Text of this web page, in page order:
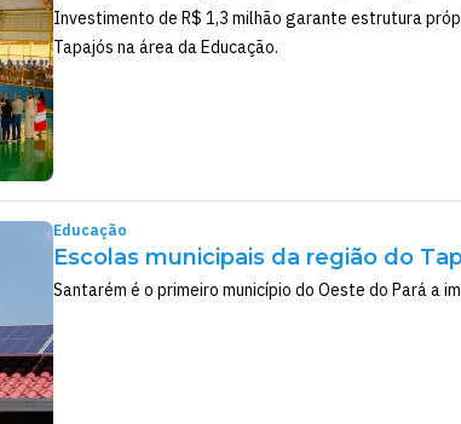
Investimento de R$ 1,3 milhão garante estrutura
Tapajós na área da Educação.
Educação
Escolas municipais da região do
Santarém é o primeiro município do Oeste do Pará a